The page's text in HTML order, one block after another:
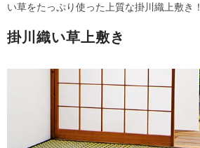
い草をたっぷり使った上質な掛川織上敷き！
掛川織い草上敷き